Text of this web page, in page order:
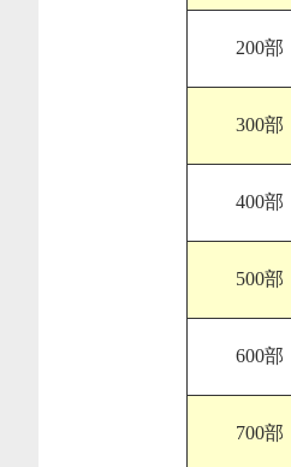
200部
300部
400部
500部
600部
700部